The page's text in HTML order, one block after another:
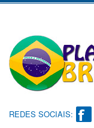
REDES SOCIAIS: